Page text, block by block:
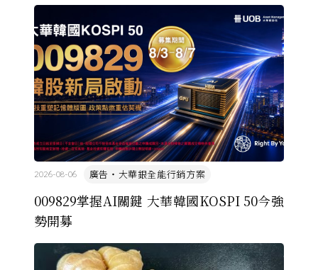
的協定保護 ...
009829掌握AI關鍵 大華韓國KOSPI 50今強
勢開募
廣告・大華銀全能行銷方案
2026-08-06